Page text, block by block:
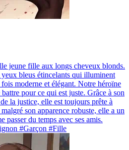
jeune fille aux longs cheveux blonds.
bleus étincelants qui illuminent
moderne et élégant. Notre héroïne
pour ce qui est juste. Grâce à son
la justice, elle est toujours prête à
son apparence robuste, elle a un
passer du temps avec ses amis.
#Garçon #Fille